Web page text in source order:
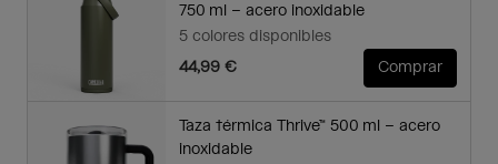
750 ml – acero inoxidable
5 colores disponibles
44,99 €
Comprar
Taza térmica Thrive™ 500 ml – acero
inoxidable